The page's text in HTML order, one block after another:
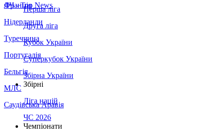
Франція
Нідерланди
Туреччина
Португалія
Бельгія
МЛС
Саудівська Аравія
ЛЧ - Top News
Перша ліга
Друга ліга
Кубок України
Суперкубок України
Збірна України
Збірні
Ліга націй
ЧС 2026
Чемпіонати